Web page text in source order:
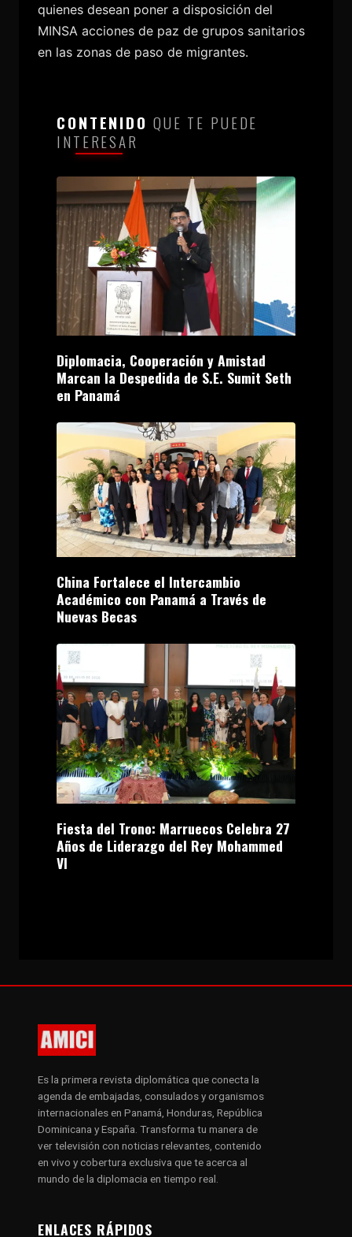
quienes desean poner a disposición del
MINSA acciones de paz de grupos sanitarios
en las zonas de paso de migrantes.
CONTENIDO QUE TE PUEDE
INTERESAR
Diplomacia, Cooperación y Amistad
Marcan la Despedida de S.E. Sumit Seth
en Panamá
China Fortalece el Intercambio
Académico con Panamá a Través de
Nuevas Becas
Fiesta del Trono: Marruecos Celebra 27
Años de Liderazgo del Rey Mohammed
VI
Es la primera revista diplomática que conecta la
agenda de embajadas, consulados y organismos
internacionales en Panamá, Honduras, República
Dominicana y España. Transforma tu manera de
ver televisión con noticias relevantes, contenido
en vivo y cobertura exclusiva que te acerca al
mundo de la diplomacia en tiempo real.
ENLACES RÁPIDOS